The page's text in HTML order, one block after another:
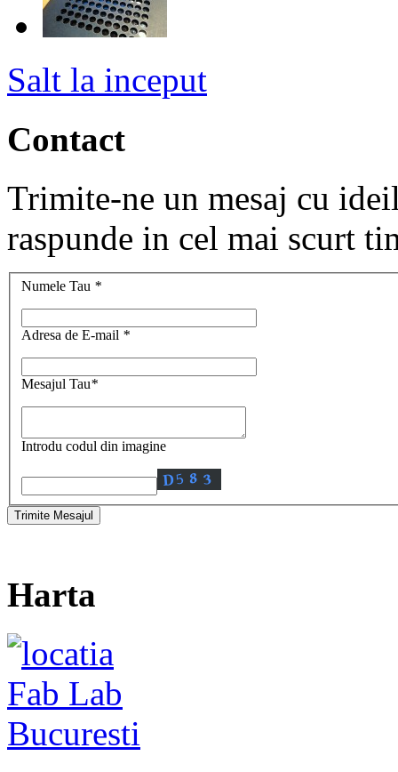
Salt la inceput
Contact
Trimite-ne un mesaj cu
raspunde in cel mai scurt
Numele Tau *
Adresa de E-mail *
Mesajul Tau*
Introdu codul din imagine
Harta